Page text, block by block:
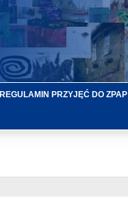
REGULAMIN PRZYJĘĆ DO ZPAP